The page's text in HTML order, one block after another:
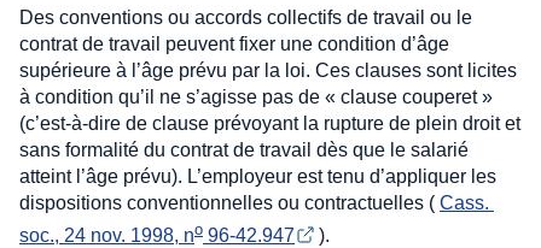
Des conventions ou accords collectifs de travail ou le
contrat de travail peuvent fixer une condition d’âge
supérieure à l’âge prévu par la loi. Ces clauses sont licites
à condition qu’il ne s’agisse pas de « clause couperet »
(c’est-à-dire de clause prévoyant la rupture de plein droit et
sans formalité du contrat de travail dès que le salarié
atteint l’âge prévu). L’employeur est tenu d’appliquer les
dispositions conventionnelles ou contractuelles ( Cass.
soc., 24 nov. 1998, no 96-42.947 ).